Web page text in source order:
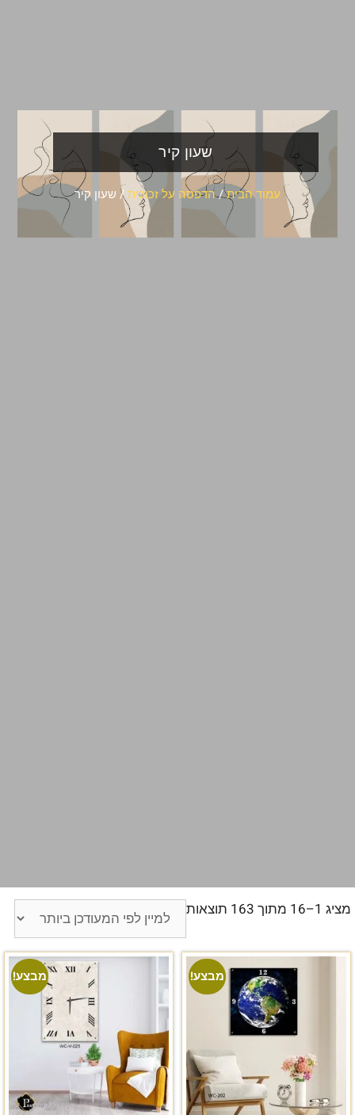
שעון קיר
עמוד הבית/הדפסה על זכוכית/ שעון קיר
מציג 1–16 מתוך 163 תוצאות
מבצע! מבצע!